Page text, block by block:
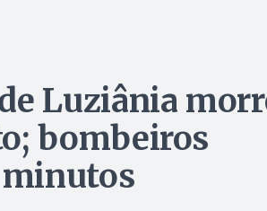
Luziânia
bombeiros